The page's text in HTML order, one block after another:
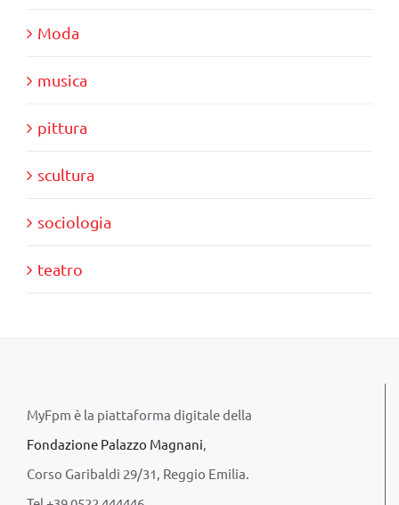
Moda
musica
pittura
scultura
sociologia
teatro
MyFpm è la piattaforma digitale della
Fondazione Palazzo Magnani,
Corso Garibaldi 29/31, Reggio Emilia.